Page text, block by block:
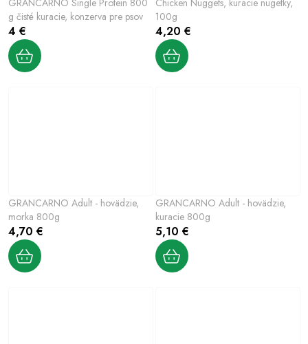
GRANCARNO Single Protein 800
g čisté kuracie, konzerva pre psov
4 €
Chicken Nuggets, kuracie nugetky,
100g
4,20 €
GRANCARNO Adult - hovädzie,
morka 800g
4,70 €
GRANCARNO Adult - hovädzie,
kuracie 800g
5,10 €